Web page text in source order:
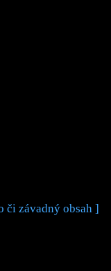
či závadný obsah ]